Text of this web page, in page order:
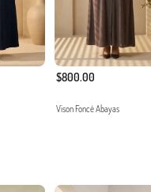
$800.00
Vison Foncé Abayas